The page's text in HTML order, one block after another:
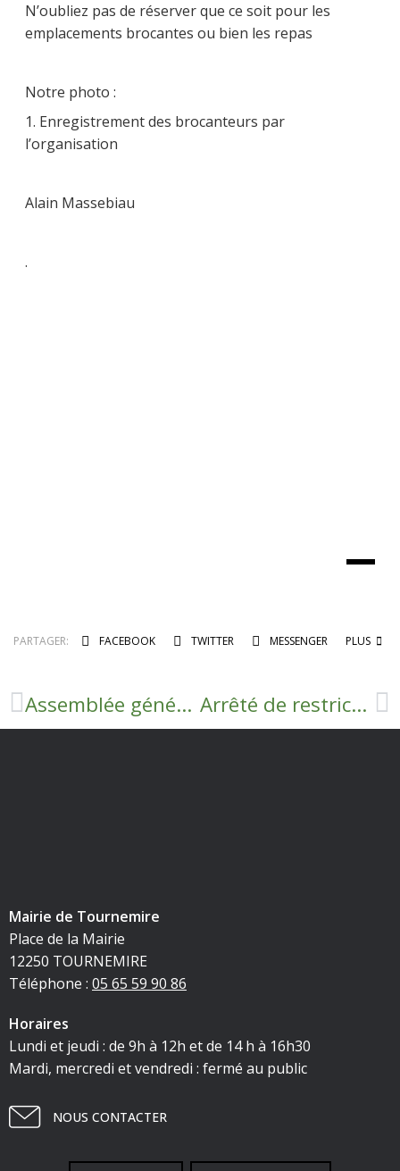
N’oubliez pas de réserver que ce soit pour les
emplacements brocantes ou bien les repas
Notre photo :
1. Enregistrement des brocanteurs par
l’organisation
Alain Massebiau
.
PARTAGER: FACEBOOK TWITTER MESSENGER PLUS
Assemblée générale UNION SPORTIVE TOURNEMIRE ROQUEFORT Arrêté de restriction des prélèvements et usages de l’eau
Mairie de Tournemire
Place de la Mairie
12250 TOURNEMIRE
Téléphone : 05 65 59 90 86
Horaires
Lundi et jeudi : de 9h à 12h et de 14 h à 16h30
Mardi, mercredi et vendredi : fermé au public
NOUS CONTACTER